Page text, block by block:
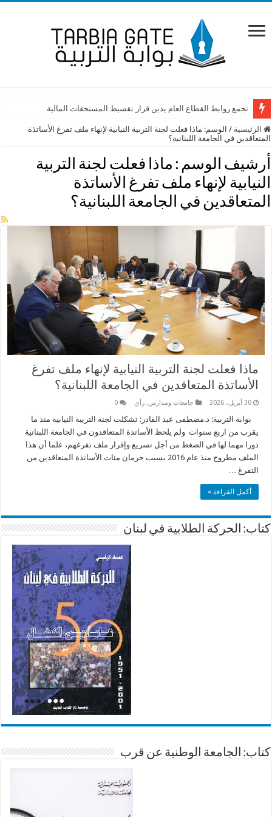
تجمع روابط القطاع العام يدين قرار تقسيط المستحقات المالية
الرئيسية / الوسم: ماذا فعلت لجنة التربية النيابية لإنهاء ملف تفرغ الأساتذة
المتعاقدين في الجامعة اللبنانية؟
أرشيف الوسم : ماذا فعلت لجنة التربية
النيابية لإنهاء ملف تفرغ الأساتذة
المتعاقدين في الجامعة اللبنانية؟
ماذا فعلت لجنة التربية النيابية لإنهاء ملف تفرغ
الأساتذة المتعاقدين في الجامعة اللبنانية؟
30 أبريل، 2026 جامعات ومدارس,رأي 0
بوابة التربية: د.مصطفى عبد القادر: تشكلت لجنة التربية النيابية منذ ما
يقرب من اربع سنوات ولم يلحظ الأساتذة المتعاقدون في الجامعة اللبنانية
دورا مهما لها في الضغط من أجل تسريع وإقرار ملف تفرغهم، علما أن هذا
الملف مطروح منذ عام 2016 بسبب حرمان مئات الأساتذة المتعاقدين من
التفرغ …
أكمل القراءة »
كتاب: الحركة الطلابية في لبنان
كتاب: الجامعة الوطنية عن قرب